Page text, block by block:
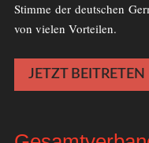
Stimme der deutschen
von vielen Vorteilen.
JETZT BEITRETEN